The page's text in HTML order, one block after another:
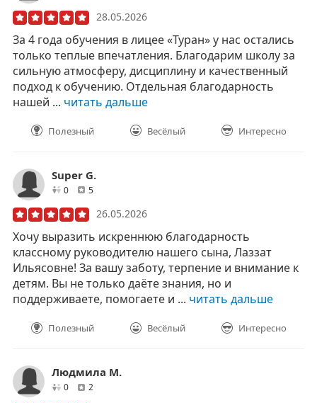
28.05.2026
За 4 года обучения в лицее «Туран» у нас остались
только теплые впечатления. Благодарим школу за
сильную атмосферу, дисциплину и качественный
подход к обучению. Отдельная благодарность
нашей ... читать дальше
Полезный Весёлый Интересно
Super G.
0друзей
5отзывов
26.05.2026
Хочу выразить искреннюю благодарность
классному руководителю нашего сына, Лаззат
Ильясовне! За вашу заботу, терпение и внимание к
детям. Вы не только даёте знания, но и
поддерживаете, помогаете и ... читать дальше
Полезный Весёлый Интересно
Людмила М.
0друзей
2